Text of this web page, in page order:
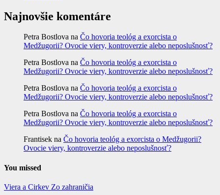
Najnovšie komentáre
Petra Bostlova na Čo hovoria teológ a exorcista o
Medžugorii? Ovocie viery, kontroverzie alebo neposlušnosť?
Petra Bostlova na Čo hovoria teológ a exorcista o
Medžugorii? Ovocie viery, kontroverzie alebo neposlušnosť?
Petra Bostlova na Čo hovoria teológ a exorcista o
Medžugorii? Ovocie viery, kontroverzie alebo neposlušnosť?
Petra Bostlova na Čo hovoria teológ a exorcista o
Medžugorii? Ovocie viery, kontroverzie alebo neposlušnosť?
Frantisek na Čo hovoria teológ a exorcista o Medžugorii?
Ovocie viery, kontroverzie alebo neposlušnosť?
You missed
Viera a Cirkev Zo zahraničia